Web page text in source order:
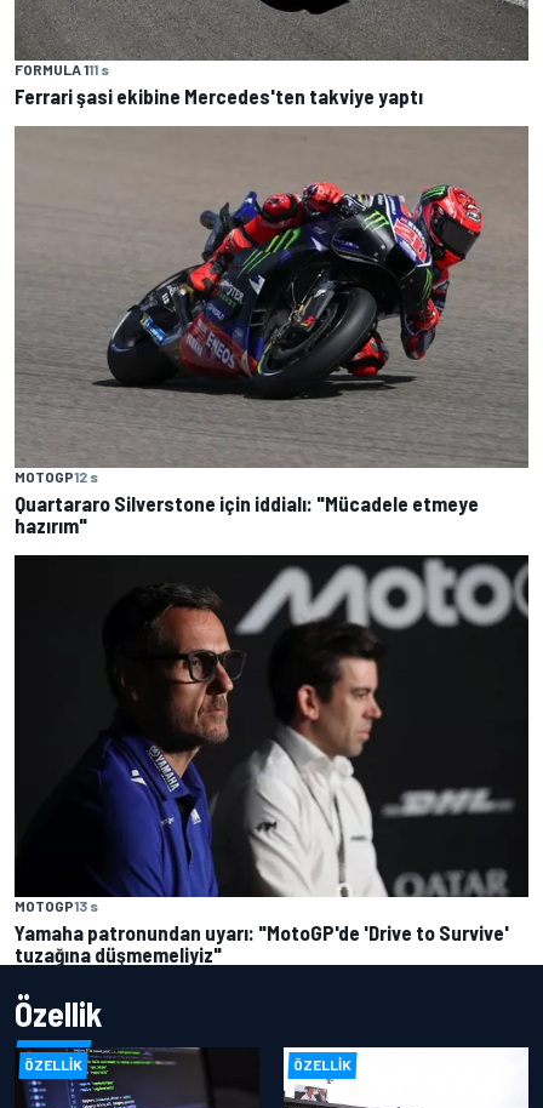
FORMULA 111 s
Ferrari şasi ekibine Mercedes'ten takviye yaptı
MOTOGP12 s
Quartararo Silverstone için iddialı: "Mücadele etmeye
hazırım"
MOTOGP13 s
Yamaha patronundan uyarı: "MotoGP'de 'Drive to Survive'
tuzağına düşmemeliyiz"
Özellik
ÖZELLIK ÖZELLIK